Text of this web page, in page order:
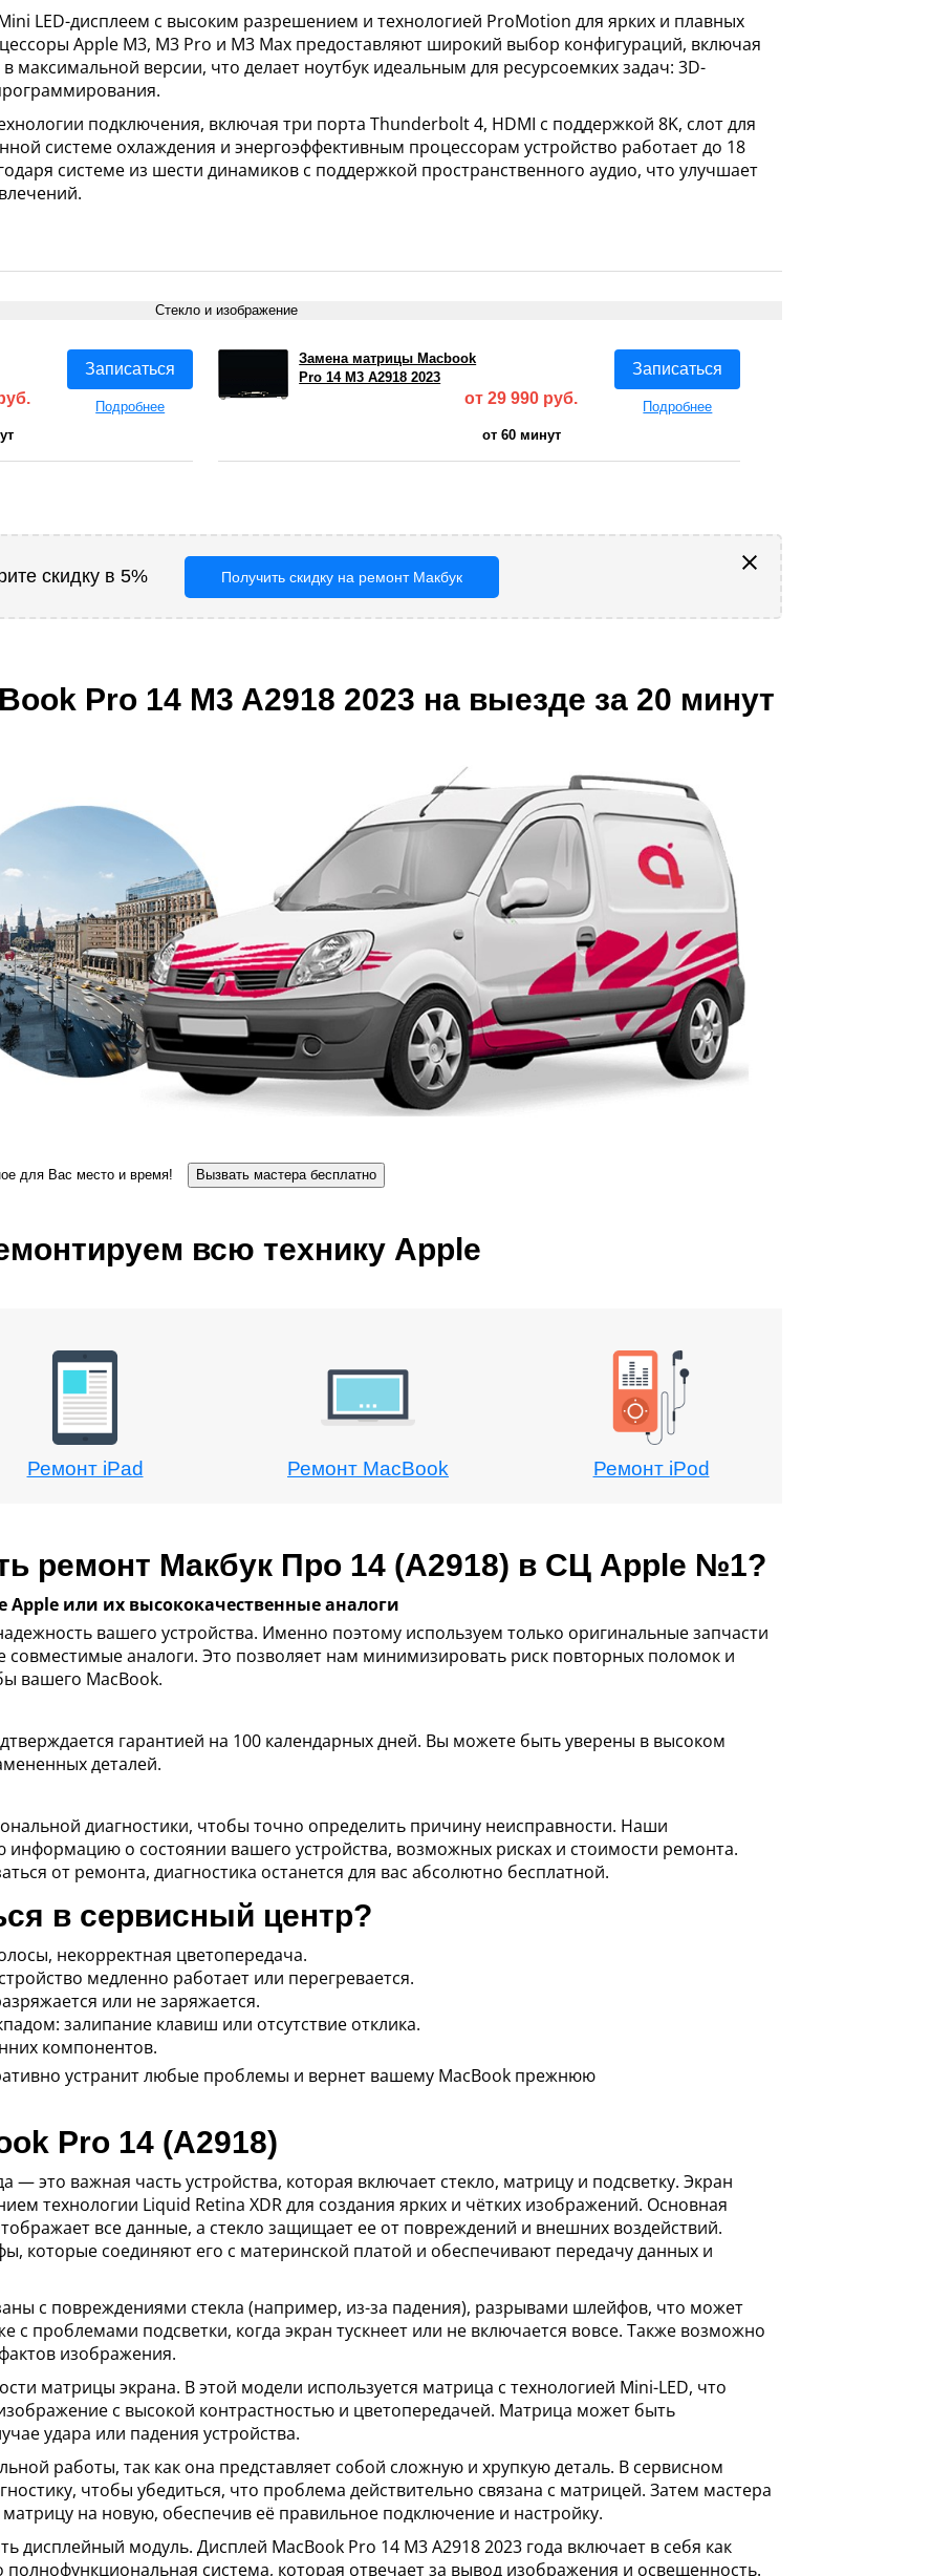
LED-дисплеем с высоким разрешением и технологией ProMotion для ярких и плавных
Apple M3, M3 Pro и M3 Max предоставляют широкий выбор конфигураций, включая
максимальной версии, что делает ноутбук идеальным для ресурсоемких задач: 3D-
подключения, включая три порта Thunderbolt 4, HDMI с поддержкой 8K, слот для
системе охлаждения и энергоэффективным процессорам устройство работает до 18
системе из шести динамиков с поддержкой пространственного аудио, что улучшает
Стекло и изображение
Записаться
Подробнее
Замена матрицы Macbook
Pro 14 M3 A2918 2023
Записаться
Подробнее
от 29 990 руб.
от 60 минут
скидку в 5% Получить скидку на ремонт Макбук
Pro 14 M3 A2918 2023 на выезде за 20 минут
для Вас место и время! Вызвать мастера бесплатно
всю технику Apple
Ремонт iPad Ремонт MacBook Ремонт iPod
ремонт Макбук Про 14 (A2918) в СЦ Apple №1?
или их высококачественные аналоги
вашего устройства. Именно поэтому используем только оригинальные запчасти
совместимые аналоги. Это позволяет нам минимизировать риск повторных поломок и
вашего MacBook.
гарантией на 100 календарных дней. Вы можете быть уверены в высоком
деталей.
диагностики, чтобы точно определить причину неисправности. Наши
информацию о состоянии вашего устройства, возможных рисках и стоимости ремонта.
от ремонта, диагностика останется для вас абсолютно бесплатной.
в сервисный центр?
некорректная цветопередача.
медленно работает или перегревается.
или не заряжается.
залипание клавиш или отсутствие отклика.
компонентов.
устранит любые проблемы и вернет вашему MacBook прежнюю
Pro 14 (A2918)
— это важная часть устройства, которая включает стекло, матрицу и подсветку. Экран
технологии Liquid Retina XDR для создания ярких и чётких изображений. Основная
все данные, а стекло защищает ее от повреждений и внешних воздействий.
которые соединяют его с материнской платой и обеспечивают передачу данных и
с повреждениями стекла (например, из-за падения), разрывами шлейфов, что может
с проблемами подсветки, когда экран тускнеет или не включается вовсе. Также возможно
изображения.
матрицы экрана. В этой модели используется матрица с технологией Mini-LED, что
с высокой контрастностью и цветопередачей. Матрица может быть
удара или падения устройства.
работы, так как она представляет собой сложную и хрупкую деталь. В сервисном
чтобы убедиться, что проблема действительно связана с матрицей. Затем мастера
на новую, обеспечив её правильное подключение и настройку.
дисплейный модуль. Дисплей MacBook Pro 14 M3 A2918 2023 года включает в себя как
полнофункциональная система, которая отвечает за вывод изображения и освещенность.